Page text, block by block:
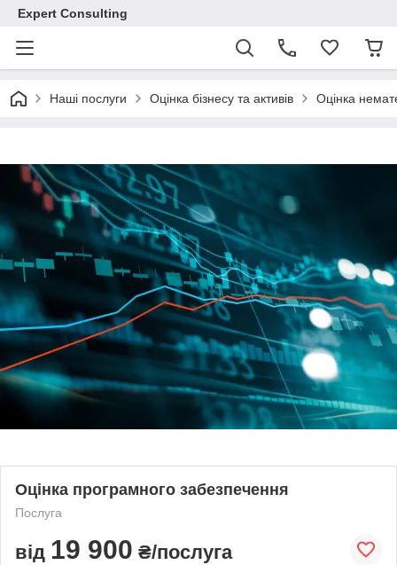
Expert Consulting
Наші послуги Оцінка бізнесу та активів Оцінка
Оцінка програмного забезпечення
Послуга
від 19 900 ₴/послуга